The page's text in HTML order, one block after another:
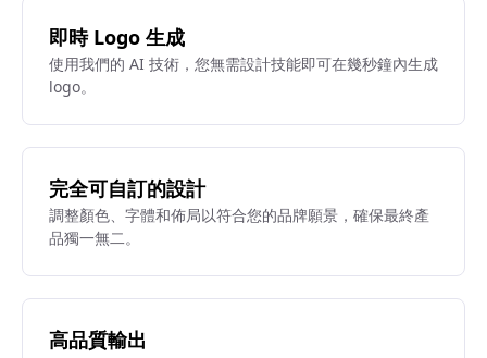
即時 Logo 生成
使用我們的 AI 技術，您無需設計技能即可在幾秒鐘內生成
logo。
完全可自訂的設計
調整顏色、字體和佈局以符合您的品牌願景，確保最終產
品獨一無二。
高品質輸出